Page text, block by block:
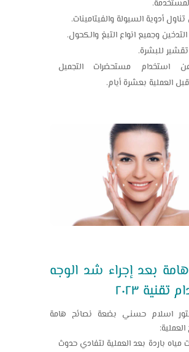
أدوية السيولة والفيتامينات.
وجميع انواع التبغ والكحول.
للبشرة.
استخدام مستحضرات التجميل
العملية بعشرة أيام.
بعد إجراء شد الوجه
٢٠٢٣
اسلام حسني بضعة نصائح هامة
العملية:
مياه باردة بعد العملية لتفادي حدوث